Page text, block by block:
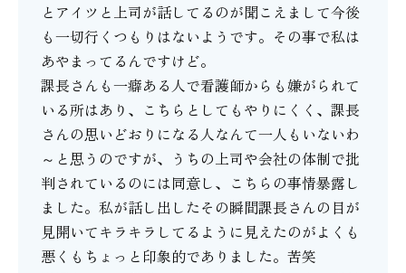
とアイツと上司が話してるのが聞こえまして今後
も一切行くつもりはないようです。その事で私は
あやまってるんですけど。
課長さんも一癖ある人で看護師からも嫌がられて
いる所はあり、こちらとしてもやりにくく、課長
さんの思いどおりになる人なんて一人もいないわ
～と思うのですが、うちの上司や会社の体制で批
判されているのには同意し、こちらの事情暴露し
ました。私が話し出したその瞬間課長さんの目が
見開いてキラキラしてるように見えたのがよくも
悪くもちょっと印象的でありました。苦笑